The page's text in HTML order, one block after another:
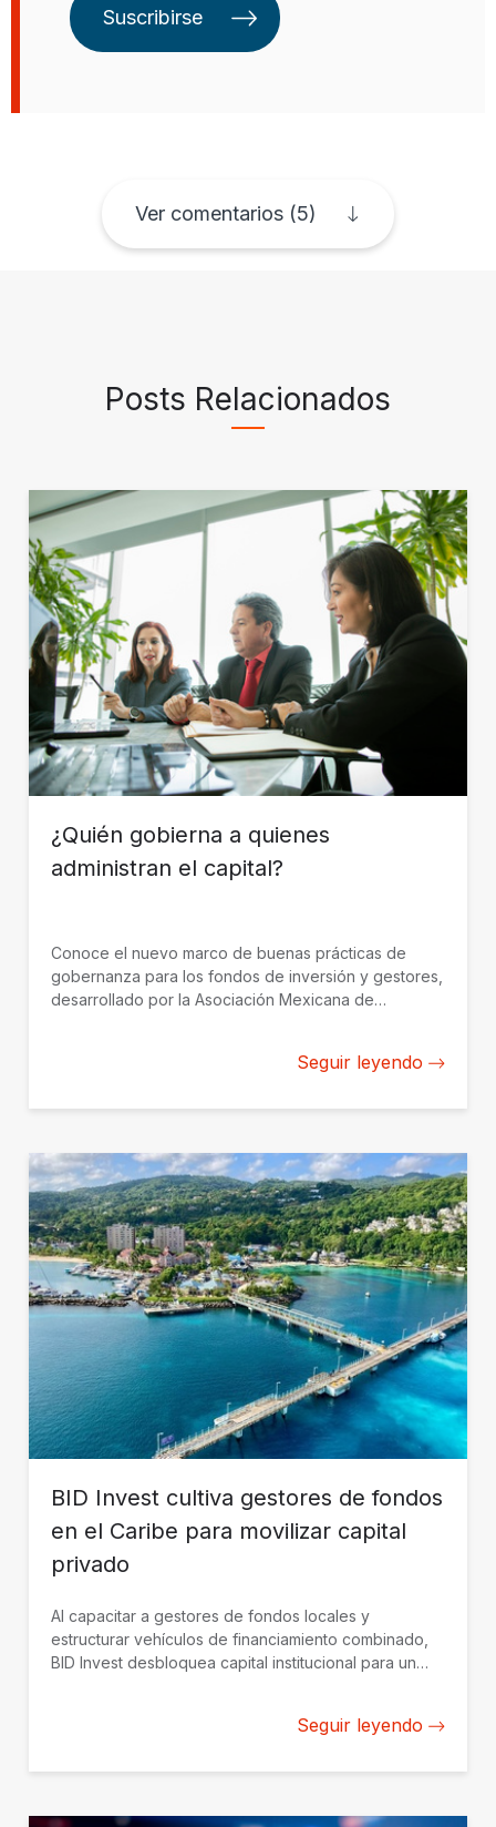
Suscribirse
Ver comentarios (5)
Posts Relacionados
¿Quién gobierna a quienes
administran el capital?
Conoce el nuevo marco de buenas prácticas de
gobernanza para los fondos de inversión y gestores,
desarrollado por la Asociación Mexicana de
Seguir leyendo
BID Invest cultiva gestores de fondos
en el Caribe para movilizar capital
privado
Al capacitar a gestores de fondos locales y
estructurar vehículos de financiamiento combinado,
BID Invest desbloquea capital institucional para un
Seguir leyendo